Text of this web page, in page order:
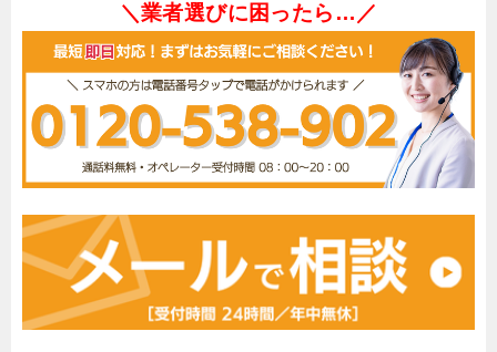
＼業者選びに困ったら…／